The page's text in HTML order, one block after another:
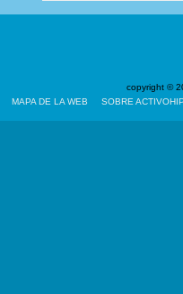
copyright ©
MAPA DE LA WEB SOBRE